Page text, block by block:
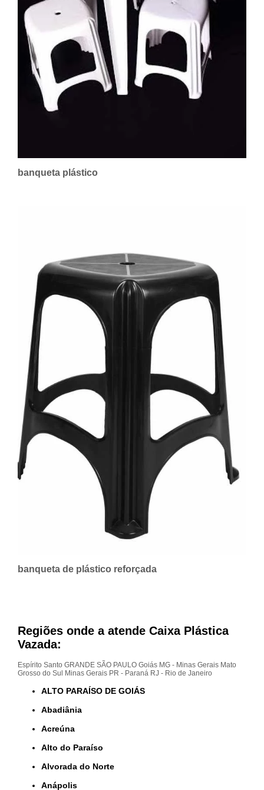
banqueta plástico
banqueta de plástico reforçada
Regiões onde a atende Caixa Plástica
Vazada:
Espírito Santo GRANDE SÃO PAULO Goiás MG - Minas Gerais Mato
Grosso do Sul
Minas Gerais PR - Paraná RJ - Rio de Janeiro
ALTO PARAÍSO DE GOIÁS
Abadiânia
Acreúna
Alto do Paraíso
Alvorada do Norte
Anápolis